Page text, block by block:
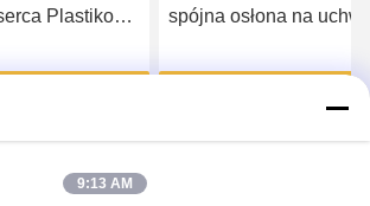
na
cenę
spójna osłona na uchwyt
tkanina materiałowa
9:13 AM